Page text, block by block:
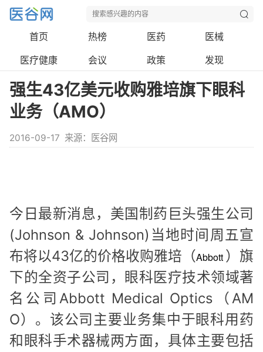
首页 热榜 医药
医械
医疗健康
会议 政策 发现
强生43亿美元收购雅培旗下眼科
业务（AMO）
2016-09-17 来源：医谷网
今日最新消息，美国制药巨头强生公司
(Johnson & Johnson)当地时间周五宣
布将以43亿的价格收购雅培（Abbott ）旗
下的全资子公司，眼科医疗技术领域著
名公司Abbott Medical Optics（AM
O）。该公司主要业务集中于眼科用药
和眼科手术器械两方面，具体主要包括